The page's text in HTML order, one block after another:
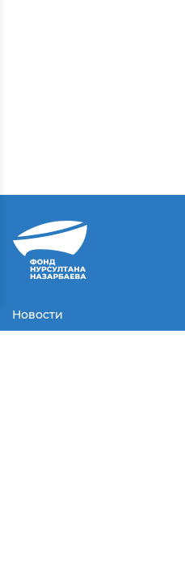
Новости